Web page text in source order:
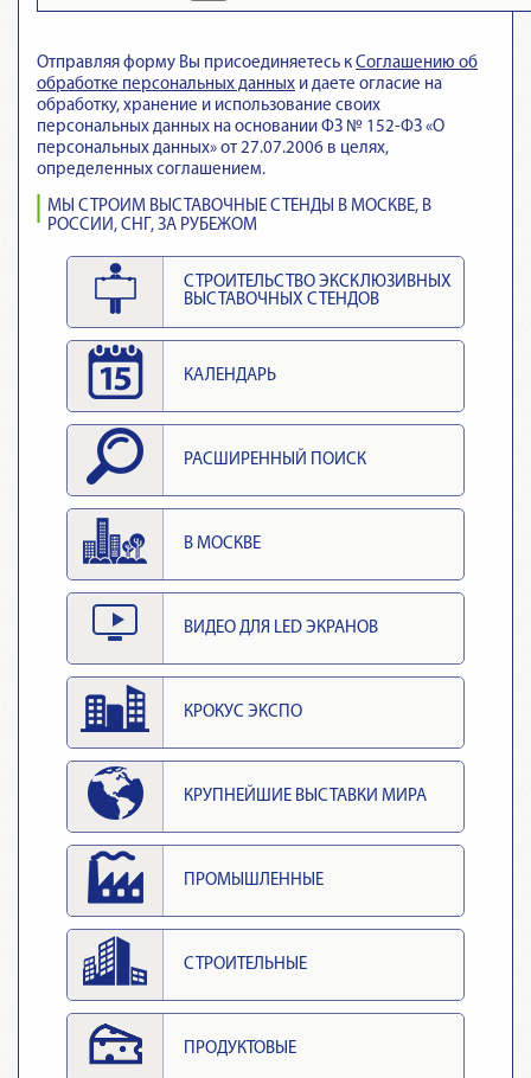
Отправляя форму Вы присоединяетесь к Cоглашению об
обработке персональных данных и даете огласие на
обработку, хранение и использование своих
персональных данных на основании ФЗ № 152-ФЗ «О
персональных данных» от 27.07.2006 в целях,
определенных соглашением.
МЫ СТРОИМ ВЫСТАВОЧНЫЕ СТЕНДЫ В МОСКВЕ, В
РОССИИ, СНГ, ЗА РУБЕЖОМ
СТРОИТЕЛЬСТВО ЭКСКЛЮЗИВНЫХ
ВЫСТАВОЧНЫХ СТЕНДОВ
КАЛЕНДАРЬ
РАСШИРЕННЫЙ ПОИСК
В МОСКВЕ
ВИДЕО ДЛЯ LED ЭКРАНОВ
КРОКУС ЭКСПО
КРУПНЕЙШИЕ ВЫСТАВКИ МИРА
ПРОМЫШЛЕННЫЕ
СТРОИТЕЛЬНЫЕ
ПРОДУКТОВЫЕ